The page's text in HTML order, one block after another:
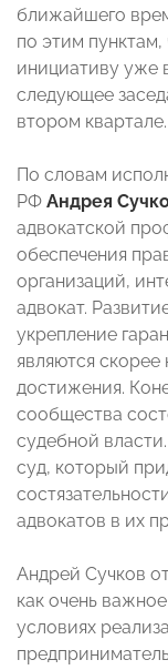
ближайшего
по этим
инициативу уже
следующее
втором квартале.
По словам
РФ Андрея
адвокатской
обеспечения
организаций,
адвокат.
укрепление
являются
достижения.
сообщества
судебной
суд, который
адвокатов в их
Андрей Сучков
как очень
условиях